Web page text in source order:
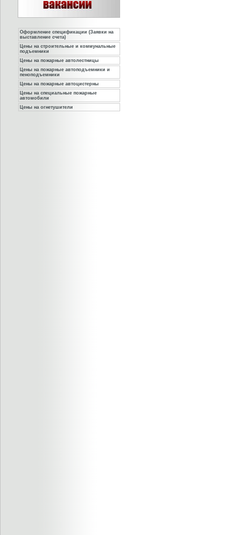
Оформление спецификации (Заявки на
выставление счета)
Цены на строительные и коммунальные
подъемники
Цены на пожарные автолестницы
Цены на пожарные автоподъемники и
пеноподъемники
Цены на пожарные автоцистерны
Цены на специальные пожарные
автомобили
Цены на огнетушители